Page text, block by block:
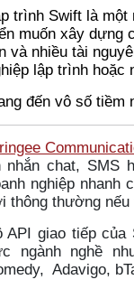
trình Swift là một
muốn xây dựng
và nhiều tài
lập trình hoặc
đến vô số tiềm
nhắn chat, SMS
nghiệp nhanh
thông thường
API giao tiếp
ngành nghề
Adavigo,